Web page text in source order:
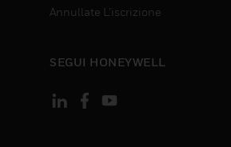
Annullate L’iscrizione
SEGUI HONEYWELL